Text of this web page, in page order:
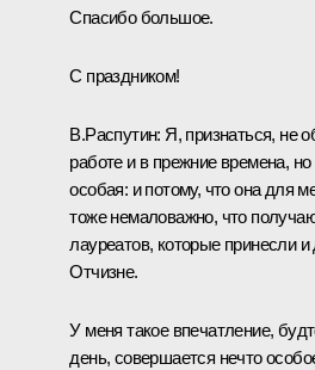
Спасибо большое.
С праздником!
В.Распутин: Я, признаться, не
работе и в прежние времена,
особая: и потому, что она для
тоже немаловажно, что
лауреатов, которые принесли
Отчизне.
У меня такое впечатление,
день, совершается нечто